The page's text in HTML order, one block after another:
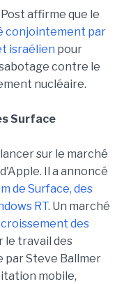
affirme que le
conjointement par
israélien pour
contre le
nucléaire.
Surface
sur le marché
Il a annoncé
de Surface, des
RT. Un marché
des
le travail des
par Steve Ballmer
mobile,